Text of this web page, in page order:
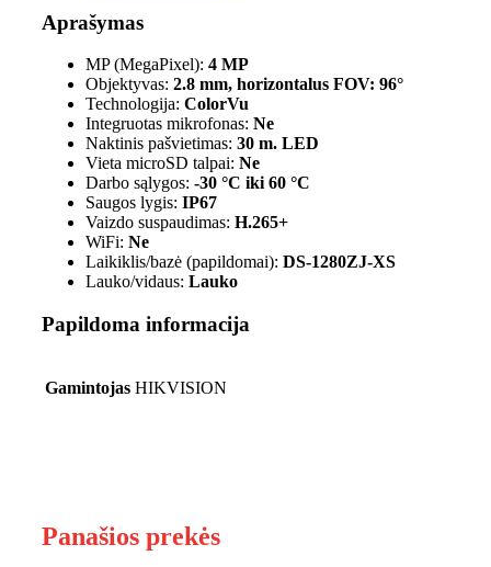
Aprašymas
MP (MegaPixel): 4 MP
Objektyvas: 2.8 mm, horizontalus FOV: 96°
Technologija: ColorVu
Integruotas mikrofonas: Ne
Naktinis pašvietimas: 30 m. LED
Vieta microSD talpai: Ne
Darbo sąlygos: -30 °C iki 60 °C
Saugos lygis: IP67
Vaizdo suspaudimas: H.265+
WiFi: Ne
Laikiklis/bazė (papildomai): DS-1280ZJ-XS
Lauko/vidaus: Lauko
Papildoma informacija
Gamintojas HIKVISION
Panašios prekės